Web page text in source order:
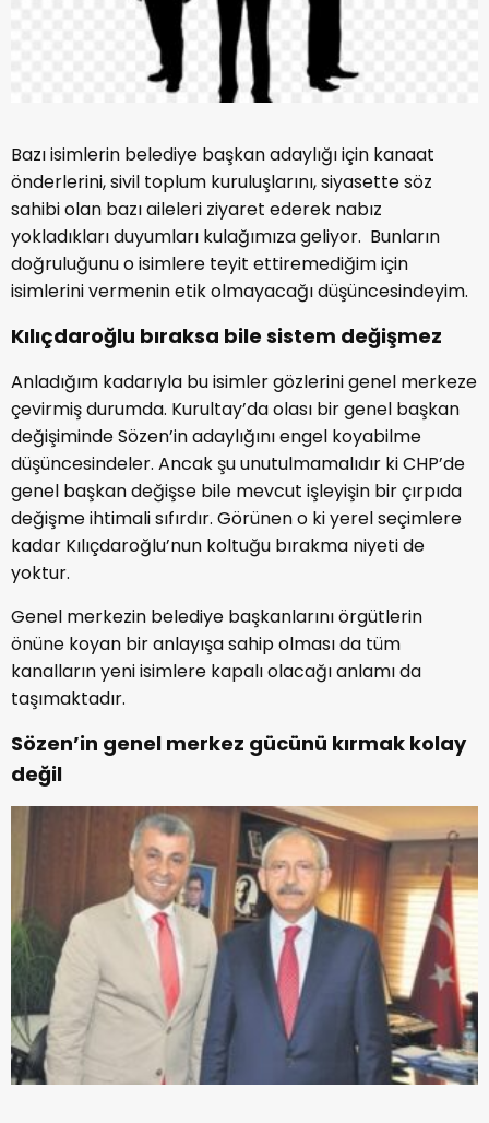
Bazı isimlerin belediye başkan adaylığı için kanaat
önderlerini, sivil toplum kuruluşlarını, siyasette söz
sahibi olan bazı aileleri ziyaret ederek nabız
yokladıkları duyumları kulağımıza geliyor. Bunların
doğruluğunu o isimlere teyit ettiremediğim için
isimlerini vermenin etik olmayacağı düşüncesindeyim.
Kılıçdaroğlu bıraksa bile sistem değişmez
Anladığım kadarıyla bu isimler gözlerini genel merkeze
çevirmiş durumda. Kurultay’da olası bir genel başkan
değişiminde Sözen’in adaylığını engel koyabilme
düşüncesindeler. Ancak şu unutulmamalıdır ki CHP’de
genel başkan değişse bile mevcut işleyişin bir çırpıda
değişme ihtimali sıfırdır. Görünen o ki yerel seçimlere
kadar Kılıçdaroğlu’nun koltuğu bırakma niyeti de
yoktur.
Genel merkezin belediye başkanlarını örgütlerin
önüne koyan bir anlayışa sahip olması da tüm
kanalların yeni isimlere kapalı olacağı anlamı da
taşımaktadır.
Sözen’in genel merkez gücünü kırmak kolay
değil